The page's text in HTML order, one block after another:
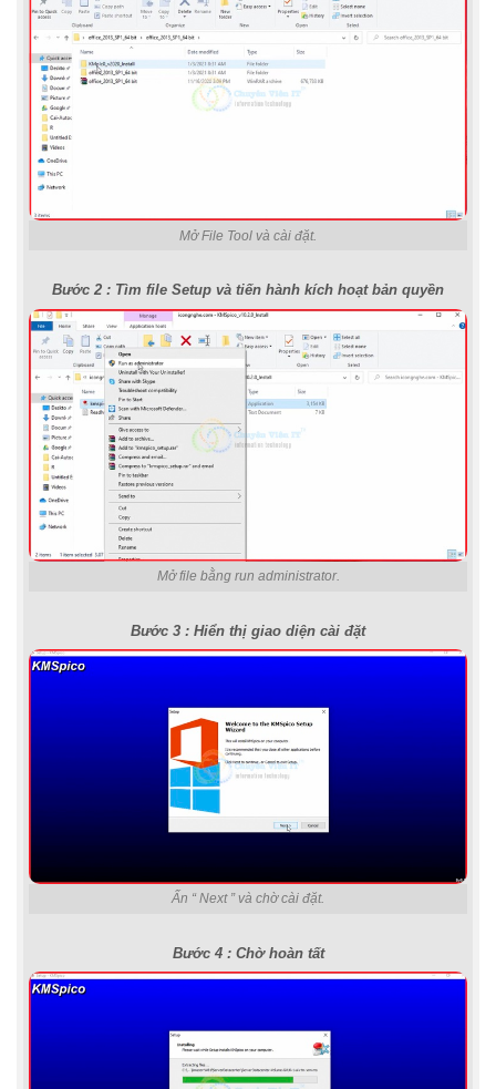
Mở File Tool và cài đặt.
Bước 2 : Tìm file Setup và tiến hành kích hoạt bản quyền
Mở file bằng run administrator.
Bước 3 : Hiển thị giao diện cài đặt
Ấn “ Next ” và chờ cài đặt.
Bước 4 : Chờ hoàn tất